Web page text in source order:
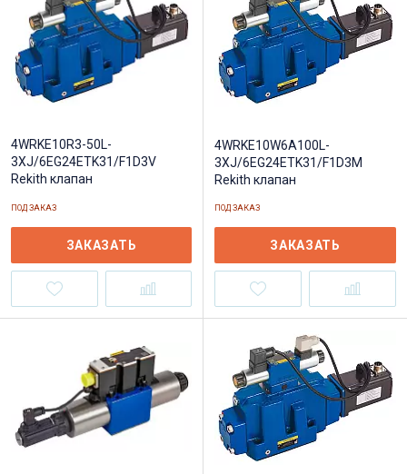
4WRKE10R3-50L-
3XJ/6EG24ETK31/F1D3V
Rekith клапан
ПОД ЗАКАЗ
ЗАКАЗАТЬ
4WRKE10W6A100L-
3XJ/6EG24ETK31/F1D3M
Rekith клапан
ПОД ЗАКАЗ
ЗАКАЗАТЬ